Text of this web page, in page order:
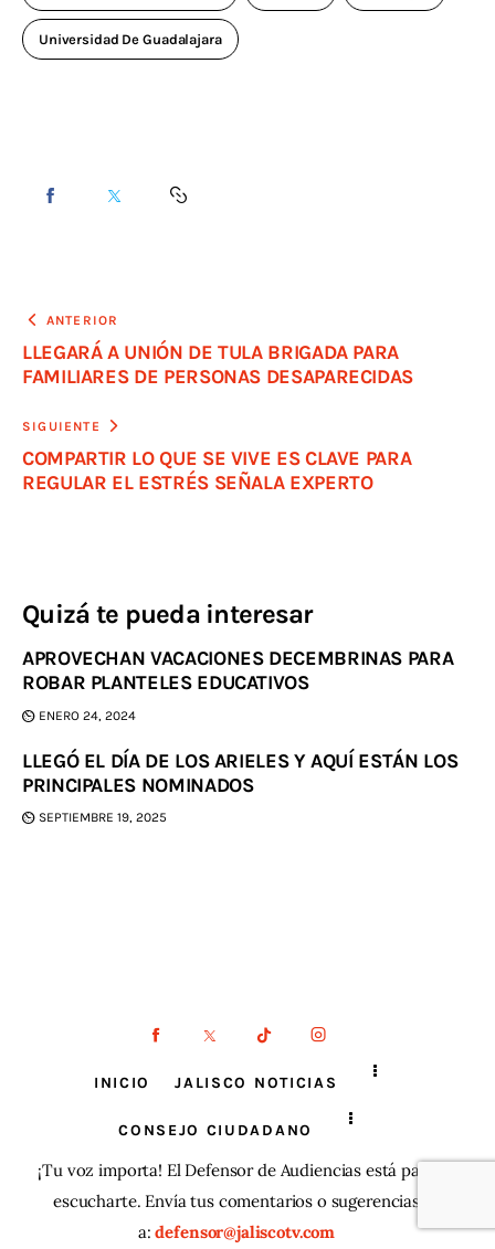
Universidad De Guadalajara
ANTERIOR
LLEGARÁ A UNIÓN DE TULA BRIGADA PARA
FAMILIARES DE PERSONAS DESAPARECIDAS
SIGUIENTE
COMPARTIR LO QUE SE VIVE ES CLAVE PARA
REGULAR EL ESTRÉS SEÑALA EXPERTO
Quizá te pueda interesar
APROVECHAN VACACIONES DECEMBRINAS PARA
ROBAR PLANTELES EDUCATIVOS
ENERO 24, 2024
LLEGÓ EL DÍA DE LOS ARIELES Y AQUÍ ESTÁN LOS
PRINCIPALES NOMINADOS
SEPTIEMBRE 19, 2025
INICIO JALISCO NOTICIAS
CONSEJO CIUDADANO
¡Tu voz importa! El Defensor de Audiencias está para
escucharte. Envía tus comentarios o sugerencias
a:defensor@jaliscotv.com